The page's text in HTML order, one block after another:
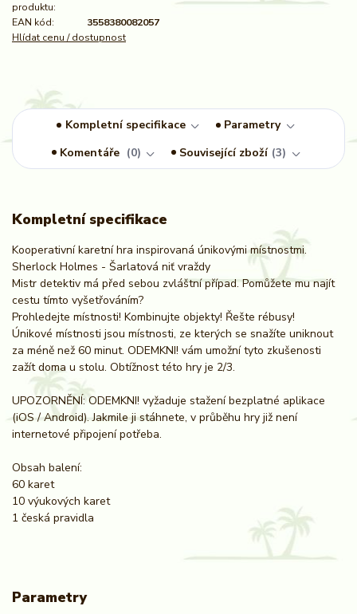
produktu:
EAN kód:
3558380082057
Hlídat cenu / dostupnost
Kompletní specifikace
Parametry
Komentáře
0 Související zboží 3
Kompletní specifikace
Kooperativní karetní hra inspirovaná únikovými místnostmi.
Sherlock Holmes - Šarlatová niť vraždy
Mistr detektiv má před sebou zvláštní případ. Pomůžete mu najít
cestu tímto vyšetřováním?
Prohledejte místnosti! Kombinujte objekty! Řešte rébusy!
Únikové místnosti jsou místnosti, ze kterých se snažíte uniknout
za méně než 60 minut. ODEMKNI! vám umožní tyto zkušenosti
zažít doma u stolu. Obtížnost této hry je 2/3.
UPOZORNĚNÍ: ODEMKNI! vyžaduje stažení bezplatné aplikace
(iOS / Android). Jakmile ji stáhnete, v průběhu hry již není
internetové připojení potřeba.
Obsah balení:
60 karet
10 výukových karet
1 česká pravidla
Parametry